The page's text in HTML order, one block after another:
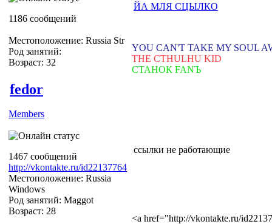
1186 сообщений
Местоположение: Russia Str
Род занятий:
Возраст: 32
ЙА МЛЯ СЦЫЛКО
YOU CAN'T TAKE MY SOUL
THE CTHULHU KID
СТАНОК FANЪ
fedor
Members
1467 сообщений
http://vkontakte.ru/id22137764
Местоположение: Russia
Windows
Род занятий: Maggot
Возраст: 28
ссылки не работающие
<a href="http://vkontakte.ru/